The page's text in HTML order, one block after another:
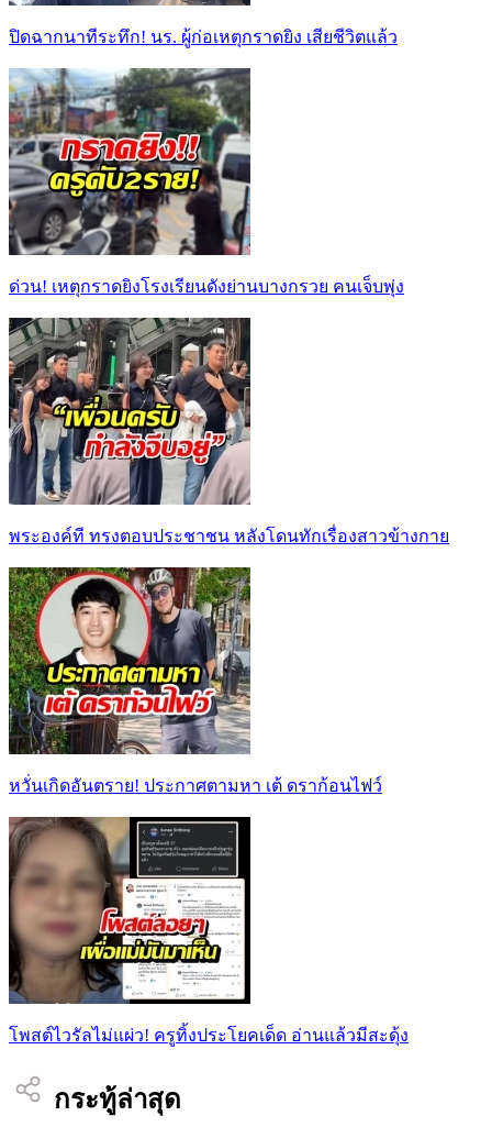
ปิดฉากนาทีระทึก! นร. ผู้ก่อเหตุกราดยิง เสียชีวิตแล้ว
ด่วน! เหตุกราดยิงโรงเรียนดังย่านบางกรวย คนเจ็บพุ่ง
พระองค์ที ทรงตอบประชาชน หลังโดนทักเรื่องสาวข้างกาย
หวั่นเกิดอันตราย! ประกาศตามหา เต้ ดราก้อนไฟว์
โพสต์ไวรัลไม่แผ่ว! ครูทิ้งประโยคเด็ด อ่านแล้วมีสะดุ้ง
กระทู้ล่าสุด